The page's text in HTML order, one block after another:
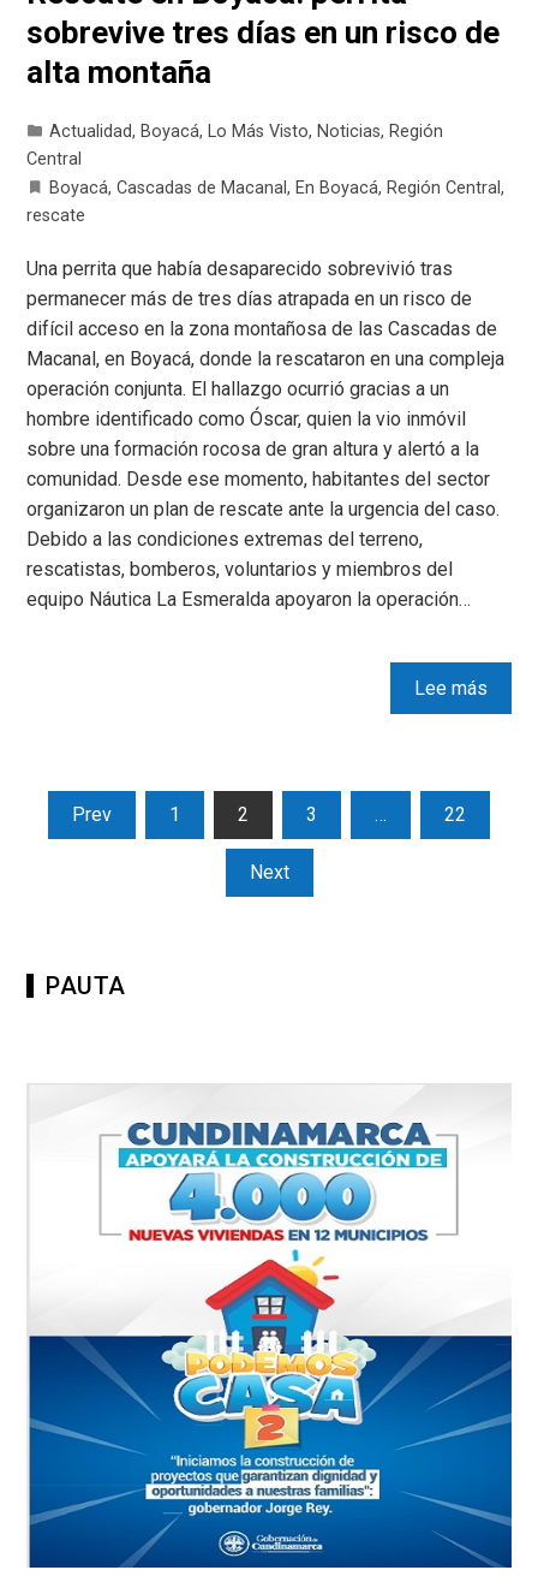
sobrevive tres días en un risco de
alta montaña
Actualidad, Boyacá, Lo Más Visto, Noticias, Región
Central
Boyacá,Cascadas de Macanal, En Boyacá, Región Central,
rescate
Una perrita que había desaparecido sobrevivió tras
permanecer más de tres días atrapada en un risco de
difícil acceso en la zona montañosa de las Cascadas de
Macanal, en Boyacá, donde la rescataron en una compleja
operación conjunta. El hallazgo ocurrió gracias a un
hombre identificado como Óscar, quien la vio inmóvil
sobre una formación rocosa de gran altura y alertó a la
comunidad. Desde ese momento, habitantes del sector
organizaron un plan de rescate ante la urgencia del caso.
Debido a las condiciones extremas del terreno,
rescatistas, bomberos, voluntarios y miembros del
equipo Náutica La Esmeralda apoyaron la operación…
Lee más
Prev 1 2 3 … 22
Next
PAUTA